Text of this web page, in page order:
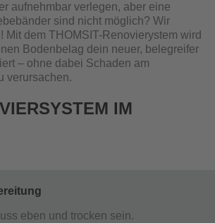
aufnehmbar verlegen, aber eine
sind nicht möglich? Wir
Mit dem THOMSIT-Renovierystem wird
Bodenbelag dein neuer, belegreifer
– ohne dabei Schaden am
verursachen.
IM
eben und trocken sein.